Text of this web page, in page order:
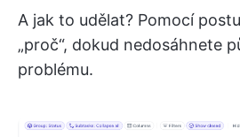
A jak to udělat? Pomocí
„proč“, dokud nedosáhnete
problému.